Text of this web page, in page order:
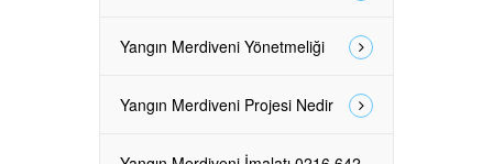
Yangın Merdiveni Yönetmeliği
Yangın Merdiveni Projesi Nedir